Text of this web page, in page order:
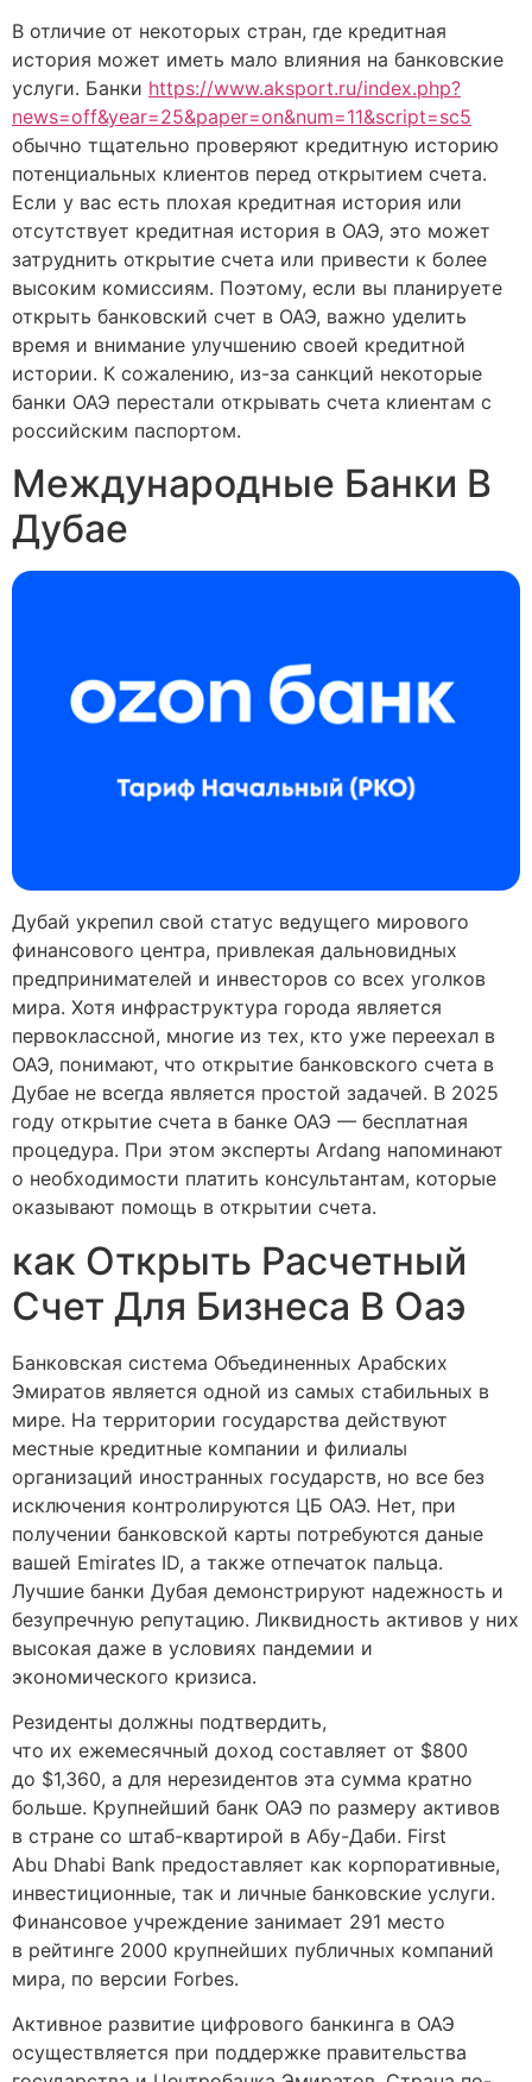
В отличие от некоторых стран, где кредитная
история может иметь мало влияния на банковские
услуги. Банки https://www.aksport.ru/index.php?
news=off&year=25&paper=on&num=11&script=sc5
обычно тщательно проверяют кредитную историю
потенциальных клиентов перед открытием счета.
Если у вас есть плохая кредитная история или
отсутствует кредитная история в ОАЭ, это может
затруднить открытие счета или привести к более
высоким комиссиям. Поэтому, если вы планируете
открыть банковский счет в ОАЭ, важно уделить
время и внимание улучшению своей кредитной
истории. К сожалению, из-за санкций некоторые
банки ОАЭ перестали открывать счета клиентам с
российским паспортом.
Международные Банки В
Дубае
Дубай укрепил свой статус ведущего мирового
финансового центра, привлекая дальновидных
предпринимателей и инвесторов со всех уголков
мира. Хотя инфраструктура города является
первоклассной, многие из тех, кто уже переехал в
ОАЭ, понимают, что открытие банковского счета в
Дубае не всегда является простой задачей. В 2025
году открытие счета в банке ОАЭ — бесплатная
процедура. При этом эксперты Ardang напоминают
о необходимости платить консультантам, которые
оказывают помощь в открытии счета.
​как Открыть Расчетный
Счет Для Бизнеса В Оаэ
Банковская система Объединенных Арабских
Эмиратов является одной из самых стабильных в
мире. На территории государства действуют
местные кредитные компании и филиалы
организаций иностранных государств, но все без
исключения контролируются ЦБ ОАЭ. Нет, при
получении банковской карты потребуются даные
вашей Emirates ID, а также отпечаток пальца.
Лучшие банки Дубая демонстрируют надежность и
безупречную репутацию. Ликвидность активов у них
высокая даже в условиях пандемии и
экономического кризиса.
Резиденты должны подтвердить,
что их ежемесячный доход составляет от $800
до $1,360, а для нерезидентов эта сумма кратно
больше. Крупнейший банк ОАЭ по размеру активов
в стране со штаб-квартирой в Абу-Даби. First
Abu Dhabi Bank предоставляет как корпоративные,
инвестиционные, так и личные банковские услуги.
Финансовое учреждение занимает 291 место
в рейтинге 2000 крупнейших публичных компаний
мира, по версии Forbes.
Активное развитие цифрового банкинга в ОАЭ
осуществляется при поддержке правительства